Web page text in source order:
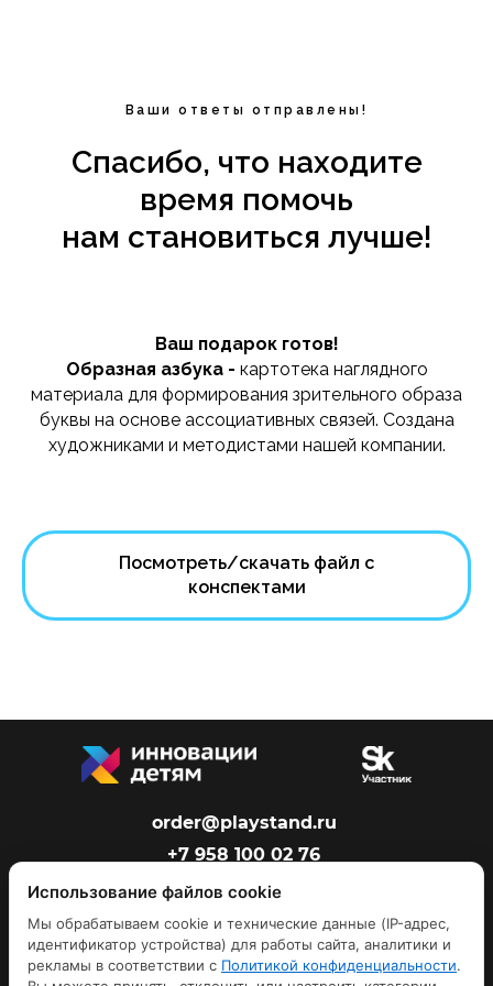
Ваши ответы отправлены!
Спасибо, что находите
время помочь
нам становиться лучше!
Ваш подарок готов!
Образная азбука - картотека наглядного
материала для формирования зрительного образа
буквы на основе ассоциативных связей. Создана
художниками и методистами нашей компании.
Посмотреть/скачать файл с
конспектами
order@playstand.ru
+7 958 100 02 76
Использование файлов cookie
Мы обрабатываем cookie и технические данные (IP-адрес,
идентификатор устройства) для работы сайта, аналитики и
рекламы в соответствии с Политикой конфиденциальности.